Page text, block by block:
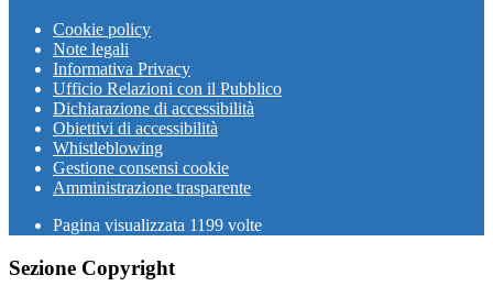
Cookie policy
Note legali
Informativa Privacy
Ufficio Relazioni con il Pubblico
Dichiarazione di accessibilità
Obiettivi di accessibilità
Whistleblowing
Gestione consensi cookie
Amministrazione trasparente
Pagina visualizzata 1199 volte
Sezione Copyright